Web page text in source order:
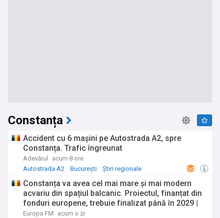
Constanța
Accident cu 6 mașini pe Autostrada A2, spre
Constanța. Trafic îngreunat
Adevărul
acum 8 ore
Autostrada A2
București Știri regionale
Constanța va avea cel mai mare și mai modern
acvariu din spațiul balcanic. Proiectul, finanțat din
fonduri europene, trebuie finalizat până în 2029 |
Galerie Foto
Europa FM
acum o zi